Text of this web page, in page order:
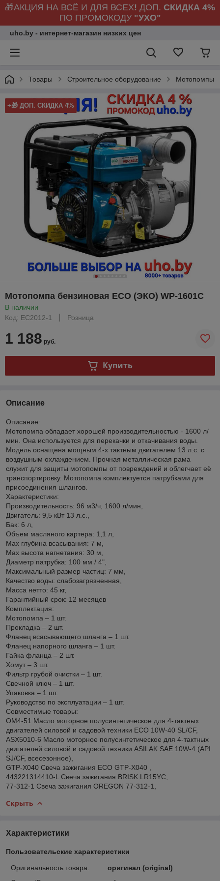
🎁АКЦИЯ НА ВСЁ И ДЛЯ ВСЕХ! ДОП. СКИДКА 4%
ПО ПРОМОКОДУ "УХО"
uho.by - интернет-магазин низких цен
Товары Строительное оборудование Мотопомпы
+🎁 ДОП. СКИДКА 4%
Мотопомпа бензиновая ECO (ЭКО) WP-1601C
В наличии
Код: EC2012-1
Розница
1 188 руб.
Купить
Описание
Описание:
Мотопомпа обладает хорошей производительностью - 1600 л/
мин. Она используется для перекачки и откачивания воды.
Модель оснащена мощным 4-х тактным двигателем 13 л.с. с
воздушным охлаждением. Прочная металлическая рама
служит для защиты мотопомпы от повреждений и облегчает её
транспортировку. Мотопомпа комплектуется патрубками для
присоединения шлангов.
Характеристики:
Производительность: 96 м3/ч, 1600 л/мин,
Двигатель: 9,5 кВт 13 л.с.,
Бак: 6 л,
Объем масляного картера: 1,1 л,
Max глубина всасывания: 7 м,
Max высота нагнетания: 30 м,
Диаметр патрубка: 100 мм / 4",
Максимальный размер частиц: 7 мм,
Качество воды: слабозагрязненная,
Масса нетто: 45 кг,
Гарантийный срок: 12 месяцев
Комплектация:
Мотопомпа – 1 шт.
Прокладка – 2 шт.
Фланец всасывающего шланга – 1 шт.
Фланец напорного шланга – 1 шт.
Гайка фланца – 2 шт.
Хомут – 3 шт.
Фильтр грубой очистки – 1 шт.
Свечной ключ – 1 шт.
Упаковка – 1 шт.
Руководство по эксплуатации – 1 шт.
Совместимые товары:
OM4-51 Масло моторное полусинтетическое для 4-тактных
двигателей силовой и садовой техники ECO 10W-40 SL/CF,
ASX5010-6 Масло моторное полусинтетическое для 4-тактных
двигателей силовой и садовой техники ASILAK SAE 10W-4 (API
SJ/CF, всесезонное),
GTP-X040 Свеча зажигания ECO GTP-X040 ,
443221314410-L Свеча зажигания BRISK LR15YC,
77-312-1 Свеча зажигания OREGON 77-312-1,
Скрыть
Характеристики
Пользовательские характеристики
Оригинальность товара:
оригинал (original)